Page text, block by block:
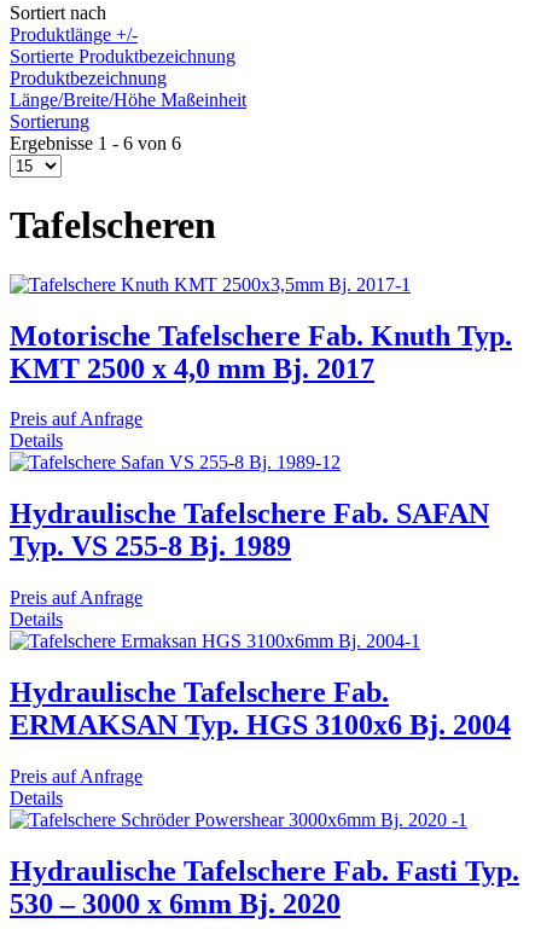
Sortiert nach
Produktlänge +/-
Sortierte Produktbezeichnung
Produktbezeichnung
Länge/Breite/Höhe Maßeinheit
Sortierung
Ergebnisse 1 - 6 von 6
Tafelscheren
Motorische Tafelschere Fab. Knuth Typ.
KMT 2500 x 4,0 mm Bj. 2017
Preis auf Anfrage
Details
Hydraulische Tafelschere Fab. SAFAN
Typ. VS 255-8 Bj. 1989
Preis auf Anfrage
Details
Hydraulische Tafelschere Fab.
ERMAKSAN Typ. HGS 3100x6 Bj. 2004
Preis auf Anfrage
Details
Hydraulische Tafelschere Fab. Fasti Typ.
530 – 3000 x 6mm Bj. 2020